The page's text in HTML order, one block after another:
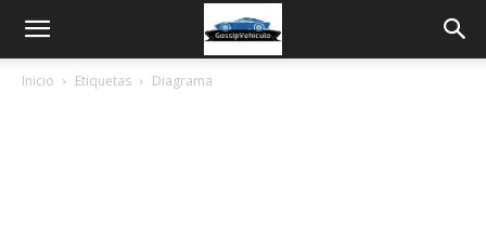
Inicio Etiquetas Diagrama